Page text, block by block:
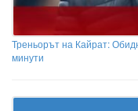
Треньорът на Кайрат:
минути